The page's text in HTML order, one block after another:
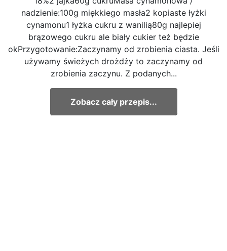
nadzienie:100g miękkiego masła2 kopiaste łyżki
cynamonu1 łyżka cukru z wanilią80g najlepiej
brązowego cukru ale biały cukier też będzie
okPrzygotowanie:Zaczynamy od zrobienia ciasta. Jeśli
używamy świeżych drożdży to zaczynamy od
zrobienia zaczynu. Z podanych...
Zobacz cały przepis...